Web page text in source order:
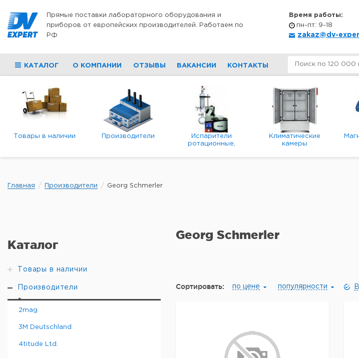
Прямые поставки лабораторного оборудования и
приборов от европейских производителей. Работаем по
РФ
Время работы:
пн-пт: 9-18
zakaz@dv-
КАТАЛОГ О КОМПАНИИ ОТЗЫВЫ ВАКАНСИИ КОНТАКТЫ
Товары в наличии Производители
Испарители
ротационные,
вакуумные
Климатические
камеры
Главная Производители Georg Schmerler
Каталог
Товары в наличии
Производители
2mag
3M Deutschland
4titude Ltd.
Georg Schmerler
Сортировать: по цене популярности